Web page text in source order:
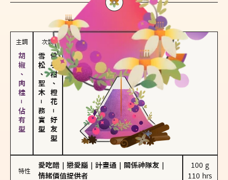
對方的主調蠟燭是...
主調
胡椒、肉桂－佔有型
次調
雪松、聖木
－
務實型
佛手柑、橙花
－
好友型
特性
愛吃醋 戀愛腦 計畫通 關係神隊友
情緒價值提供者
100 g
110 hrs